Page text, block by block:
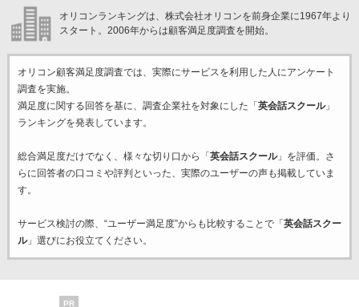
オリコンランキングは、株式会社オリコンを前身企業に1967年より
スタート。2006年からは顧客満足度調査を開始。
オリコン顧客満足度調査では、実際にサービスを利用した 人にアンケート
調査を実施。
満足度に関する回答を基に、調査企業社を対象にした「 英会話スクール」
ランキングを発表しています。
総合満足度だけでなく、様々な切り口から「 英会話スクール」を評価。さ
らに回答者の口コミや評判といった、実際のユーザーの声も掲載していま
す。
サービス検討の際、“ユーザー満足度”からも比較することで「 英会話スクー
ル」選びにお役立てください。
PR